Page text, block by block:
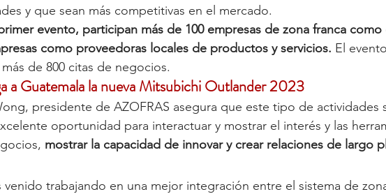
y que sean más competitivas en el mercado.
evento, participan más de 100 empresas de zona franca
como proveedoras locales de productos y servicios. El
de 800 citas de negocios.
a Guatemala la nueva Mitsubichi Outlander 2023
presidente de AZOFRAS asegura que este tipo de actividades
oportunidad para interactuar y mostrar el interés y las
mostrar la capacidad de innovar y crear relaciones de largo